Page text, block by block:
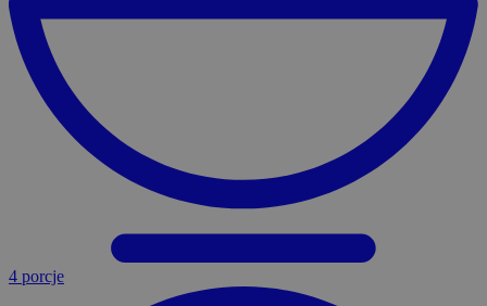
4 porcje